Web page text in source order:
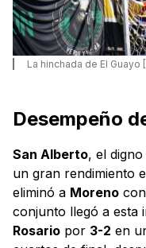
La hinchada de El
Desempeño
San Alberto, el
un gran rendimiento
eliminó a Moreno
conjunto llegó a esta
Rosario por 3-2 en